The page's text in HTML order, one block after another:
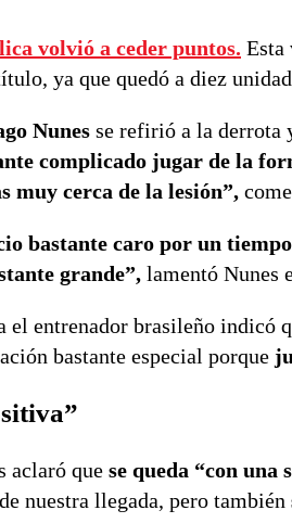
volvió a ceder puntos. Esta
ya que quedó a diez
Nunes se refirió a la derrota
complicado jugar de la
muy cerca de la lesión”,
bastante caro por un
grande”, lamentó Nunes
el entrenador brasileño indicó
bastante especial porque
aclaró que se queda “con una
nuestra llegada, pero también